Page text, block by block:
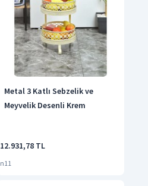
Metal 3 Katlı Sebzelik ve
Meyvelik Desenli Krem
12.931,78 TL
n11